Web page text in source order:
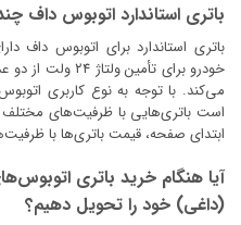
باتری استاندارد اتوبوس داف
می‌کند. با توجه به نوع کاربری
است باتری‌هایی با ظرفیت‌های مختلف
ابتدای صفحه، قیمت باتری‌ها با
آیا هنگام خرید باتری
(داغی) خود را تحویل دهیم؟